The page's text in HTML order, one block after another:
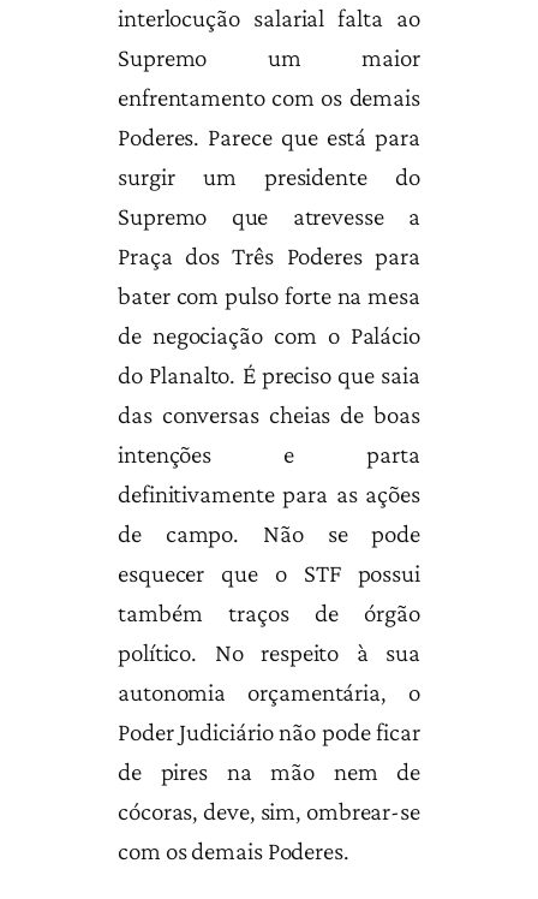
interlocução salarial falta ao
Supremo um maior
enfrentamento com os demais
Poderes. Parece que está para
surgir um presidente do
Supremo que atrevesse a
Praça dos Três Poderes para
bater com pulso forte na mesa
de negociação com o Palácio
do Planalto. É preciso que saia
das conversas cheias de boas
intenções e parta
definitivamente para as ações
de campo. Não se pode
esquecer que o STF possui
também traços de órgão
político. No respeito à sua
autonomia orçamentária, o
Poder Judiciário não pode ficar
de pires na mão nem de
cócoras, deve, sim, ombrear-se
com os demais Poderes.